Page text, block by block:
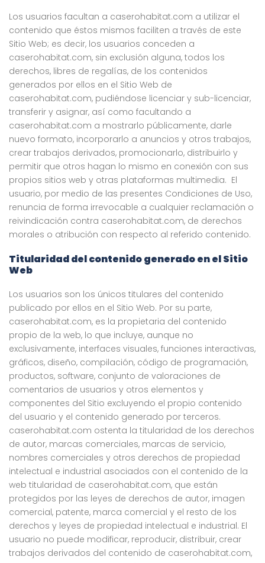
Los usuarios facultan a caserohabitat.com a utilizar el
contenido que éstos mismos faciliten a través de este
Sitio Web; es decir, los usuarios conceden a
caserohabitat.com, sin exclusión alguna, todos los
derechos, libres de regalías, de los contenidos
generados por ellos en el Sitio Web de
caserohabitat.com, pudiéndose licenciar y sub-licenciar,
transferir y asignar, así como facultando a
caserohabitat.com a mostrarlo públicamente, darle
nuevo formato, incorporarlo a anuncios y otros trabajos,
crear trabajos derivados, promocionarlo, distribuirlo y
permitir que otros hagan lo mismo en conexión con sus
propios sitios web y otras plataformas multimedia. El
usuario, por medio de las presentes Condiciones de Uso,
renuncia de forma irrevocable a cualquier reclamación o
reivindicación contra caserohabitat.com, de derechos
morales o atribución con respecto al referido contenido.
Titularidad del contenido generado en el Sitio
Web
Los usuarios son los únicos titulares del contenido
publicado por ellos en el Sitio Web. Por su parte,
caserohabitat.com, es la propietaria del contenido
propio de la web, lo que incluye, aunque no
exclusivamente, interfaces visuales, funciones interactivas,
gráficos, diseño, compilación, código de programación,
productos, software, conjunto de valoraciones de
comentarios de usuarios y otros elementos y
componentes del Sitio excluyendo el propio contenido
del usuario y el contenido generado por terceros.
caserohabitat.com ostenta la titularidad de los derechos
de autor, marcas comerciales, marcas de servicio,
nombres comerciales y otros derechos de propiedad
intelectual e industrial asociados con el contenido de la
web titularidad de caserohabitat.com, que están
protegidos por las leyes de derechos de autor, imagen
comercial, patente, marca comercial y el resto de los
derechos y leyes de propiedad intelectual e industrial. El
usuario no puede modificar, reproducir, distribuir, crear
trabajos derivados del contenido de caserohabitat.com,